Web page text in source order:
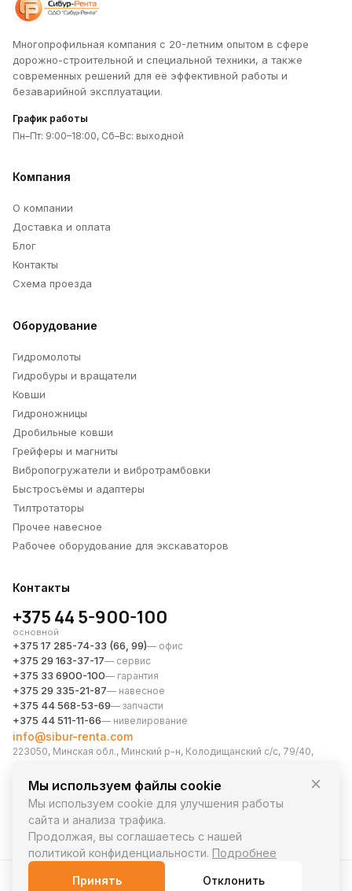
Многопрофильная компания с 20-летним опытом в сфере
дорожно-строительной и специальной техники, а также
современных решений для её эффективной работы и
безаварийной эксплуатации.
График работы
Пн–Пт: 9:00–18:00, Сб–Вс: выходной
Компания
О компании
Доставка и оплата
Блог
Контакты
Схема проезда
Оборудование
Гидромолоты
Гидробуры и вращатели
Ковши
Гидроножницы
Дробильные ковши
Грейферы и магниты
Вибропогружатели и вибротрамбовки
Быстросъёмы и адаптеры
Тилтротаторы
Прочее навесное
Рабочее оборудование для экскаваторов
Контакты
+375 44 5-900-100
основной
+375 17 285-74-33 (66, 99)— офис
+375 29 163-37-17— сервис
+375 33 6900-100— гарантия
+375 29 335-21-87— навесное
+375 44 568-53-69— запчасти
+375 44 511-11-66— нивелирование
info@sibur-renta.com
223050, Минская обл., Минский р-н, Колодищанский с/с, 79/40,
Мессенджеры
© 2026 СИБУР-РЕНТА. Все права защищены.
Мы используем файлы cookie
Мы используем cookie для улучшения работы
сайта и анализа трафика.
Продолжая, вы соглашаетесь с нашей
политикой конфиденциальности. Подробнее
Принять Отклонить